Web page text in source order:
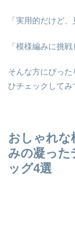
「実用的だけど
「模様編みに挑戦
そんな方にぴった
ひチェックしてみ
おしゃれ
みの凝った
ッグ4選